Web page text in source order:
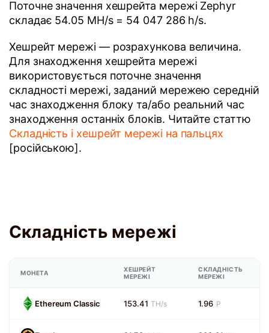
Поточне значення хешрейта мережі Zephyr
складає 54.05 MH/s = 54 047 286 h/s.
Хешрейт мережі — розрахункова величина.
Для знаходження хешрейта мережі
використовується поточне значення
складності мережі, заданий мережею середній
час знаходження блоку та/або реальний час
знаходження останніх блоків. Читайте статтю
Складність і хешрейт мережі на пальцях
[російською].
Складність мережі
МОНЕТА
ХЕШРЕЙТ
МЕРЕЖІ
СКЛАДНІСТЬ
МЕРЕЖІ
Ethereum Classic 153.41 TH/s 1.96 P